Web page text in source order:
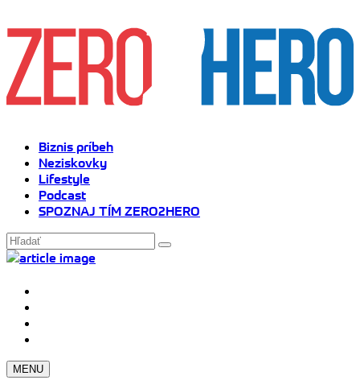
Biznis príbeh
Neziskovky
Lifestyle
Podcast
SPOZNAJ TÍM ZERO2HERO
MENU